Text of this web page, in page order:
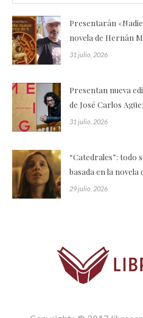
Presentarán
novela de Hernán
31 julio, 2026
Presentan nueva
de José Carlos
31 julio, 2026
“Catedrales”: todo
basada en la novela
29 julio, 2026